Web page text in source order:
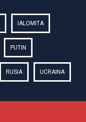
IALOMITA
PUTIN
RUSIA UCRAINA